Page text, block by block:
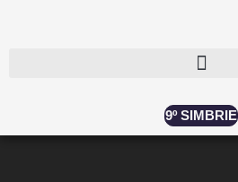
9º SIMBRIE